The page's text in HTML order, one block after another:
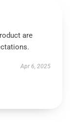
are
Apr 6, 2025